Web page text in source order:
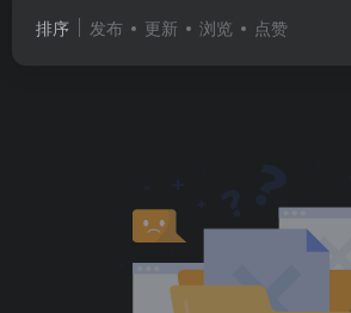
排序 发布 更新 浏览 点赞